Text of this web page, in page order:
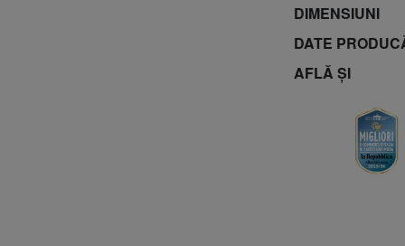
DIMENSIUNI
DATE
AFLĂ ȘI